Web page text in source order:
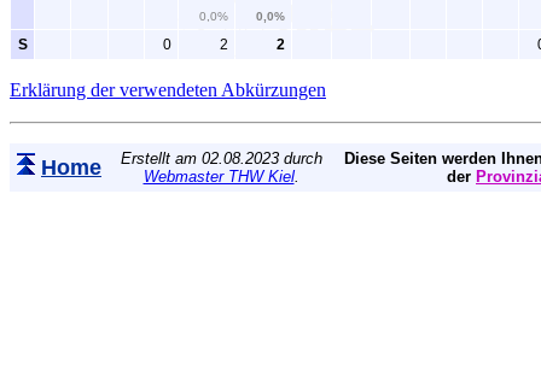
0,0% 0,0%
S 0 2 2
Erklärung der verwendeten Abkürzungen
Home
Erstellt am 02.08.2023 durch
Webmaster THW Kiel.
Diese Seiten werden
der